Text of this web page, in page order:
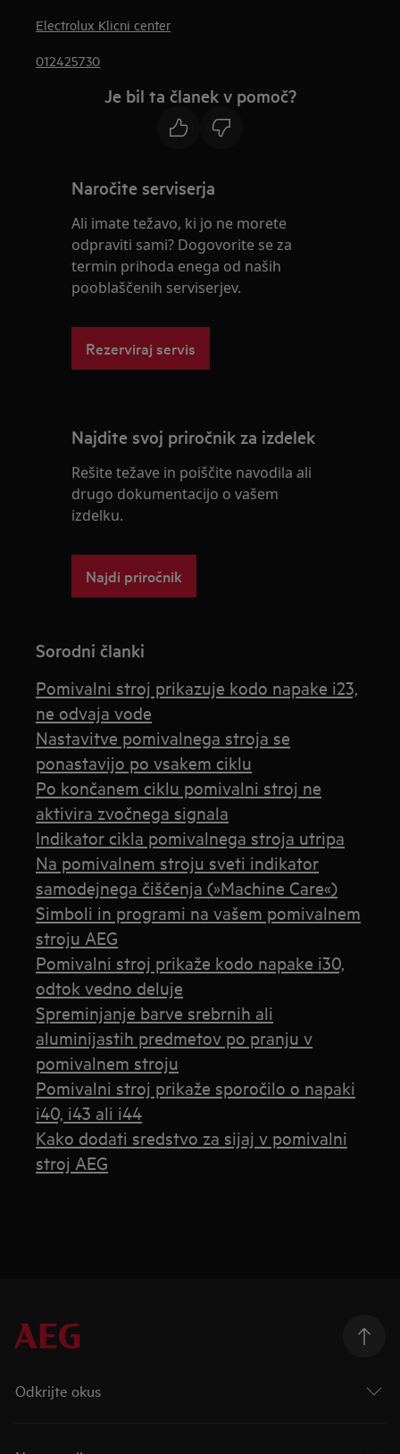
Electrolux Klicni center
012425730
Je bil ta članek v pomoč?
Naročite serviserja
Ali imate težavo, ki jo ne morete
odpraviti sami? Dogovorite se za
termin prihoda enega od naših
pooblaščenih serviserjev.
Rezerviraj servis
Najdite svoj priročnik za izdelek
Rešite težave in poiščite navodila ali
drugo dokumentacijo o vašem
izdelku.
Najdi priročnik
Sorodni članki
Pomivalni stroj prikazuje kodo napake i23,
ne odvaja vode
Nastavitve pomivalnega stroja se
ponastavijo po vsakem ciklu
Po končanem ciklu pomivalni stroj ne
aktivira zvočnega signala
Indikator cikla pomivalnega stroja utripa
Na pomivalnem stroju sveti indikator
samodejnega čiščenja (»Machine Care«)
Simboli in programi na vašem pomivalnem
stroju AEG
Pomivalni stroj prikaže kodo napake i30,
odtok vedno deluje
Spreminjanje barve srebrnih ali
aluminijastih predmetov po pranju v
pomivalnem stroju
Pomivalni stroj prikaže sporočilo o napaki
i40, i43 ali i44
Kako dodati sredstvo za sijaj v pomivalni
stroj AEG
Odkrijte okus